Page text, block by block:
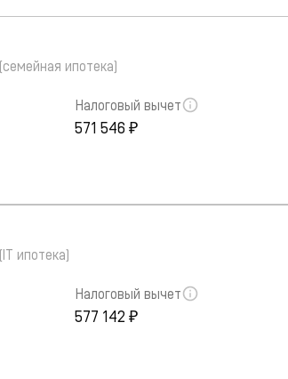
ипотека)
Налоговый вычет
571 546 ₽
ипотека)
Налоговый вычет
577 142 ₽